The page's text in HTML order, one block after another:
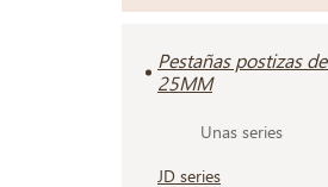
Pestañas postizas
25MM
Unas series
JD series